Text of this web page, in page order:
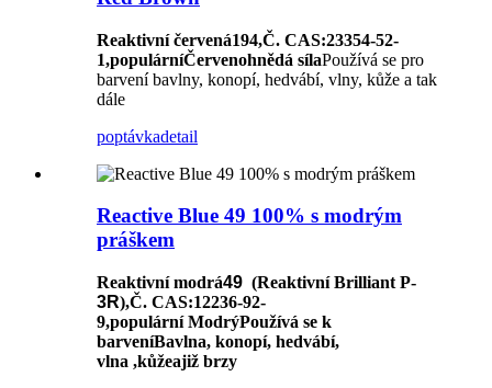
Reaktivní červená194,Č. CAS:23354-52-
1,populárníČervenohnědá sílaPoužívá se pro
barvení bavlny, konopí, hedvábí, vlny, kůže a tak
dále
poptávkadetail
Reactive Blue 49 100% s modrým
práškem
Reaktivní modrá49 (Reaktivní Brilliant P-
3R),Č. CAS:12236-92-
9,populární ModrýPoužívá se k
barveníBavlna, konopí, hedvábí,
vlna ,kůžeajiž brzy